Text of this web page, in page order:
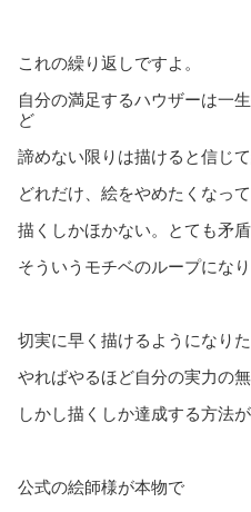
これの繰り返しですよ。
自分の満足するハウザーは一
ど
諦めない限りは描けると信じ
どれだけ、絵をやめたくなっ
描くしかほかない。とても矛
そういうモチベのループになり
切実に早く描けるようになり
やればやるほど自分の実力の
しかし描くしか達成する方法
公式の絵師様が本物で